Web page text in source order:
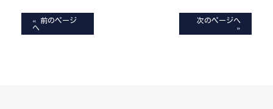
« 前のページ
へ
次のページへ
»